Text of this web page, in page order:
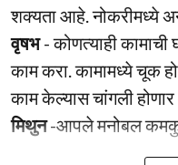
शक्यता आहे. नोकरीमध्ये
वृषभ- कोणत्याही
काम करा. कामामध्ये चूक
काम केल्यास चांगली
मिथुन-आपले मनोबल